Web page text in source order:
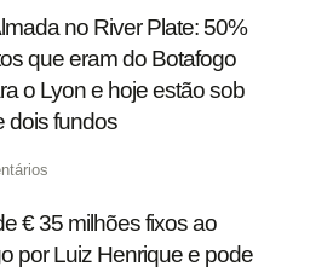
no River Plate: 50%
que eram do Botafogo
o Lyon e hoje estão sob
dois fundos
€ 35 milhões fixos ao
por Luiz Henrique e pode